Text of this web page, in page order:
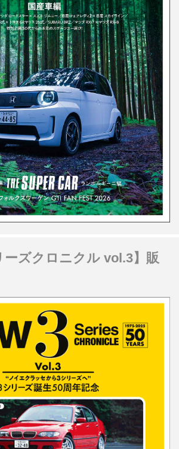
ーズクロニクル vol.3】販